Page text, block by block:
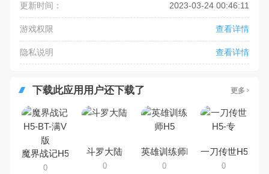
更新时间： 2023-03-24 00:46:11
游戏权限 查看详情
隐私说明 查看详情
下载此应用用户还下载了 更多
魔界战记H5-BT-满V版
0
斗罗大陆
0
英雄训练师H5
0
一刀传世H5-专
0